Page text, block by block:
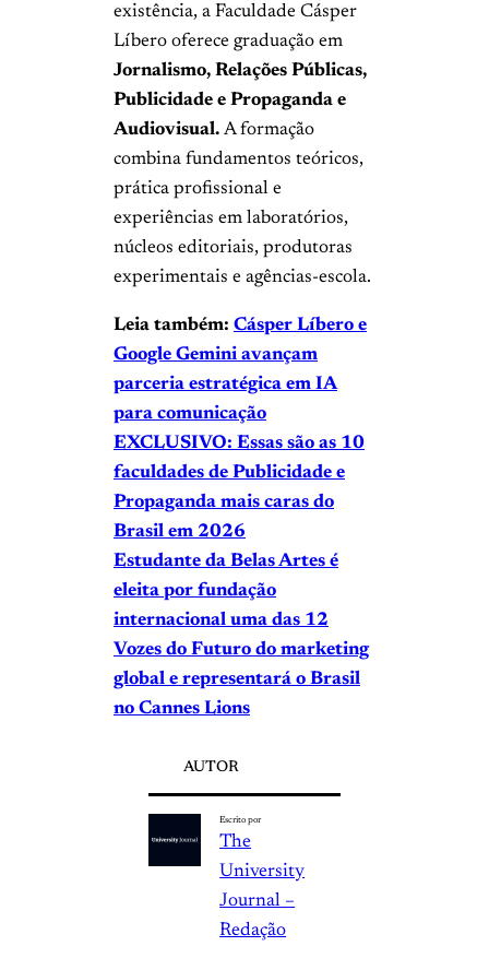
existência, a Faculdade Cásper
Líbero oferece graduação em
Jornalismo, Relações Públicas,
Publicidade e Propaganda e
Audiovisual. A formação
combina fundamentos teóricos,
prática profissional e
experiências em laboratórios,
núcleos editoriais, produtoras
experimentais e agências-escola.
Leia também: Cásper Líbero e
Google Gemini avançam
parceria estratégica em IA
para comunicação
EXCLUSIVO: Essas são as 10
faculdades de Publicidade e
Propaganda mais caras do
Brasil em 2026
Estudante da Belas Artes é
eleita por fundação
internacional uma das 12
Vozes do Futuro do marketing
global e representará o Brasil
no Cannes Lions
AUTOR
Escrito por
The
University
Journal –
Redação